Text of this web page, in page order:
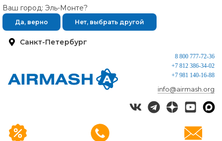
Санкт-Петербург
Ваш город: Эль-Монте?
Да, верно Нет, выбрать другой
8 800 777-72-36
+7 812 386-34-02
+7 981 140-16-88
info@airmash.org